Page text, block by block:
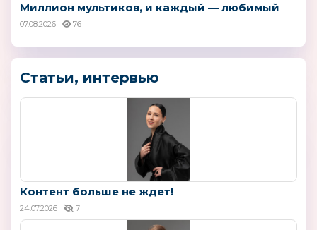
Миллион мультиков, и каждый — любимый
07.08.2026 76
Статьи, интервью
Контент больше не ждет!
24.07.2026 7